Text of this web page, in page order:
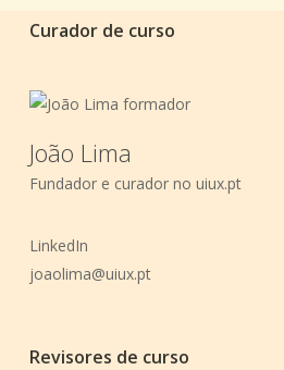
Curador de curso
João Lima
Fundador e curador no uiux.pt
LinkedIn
joaolima@uiux.pt
Revisores de curso